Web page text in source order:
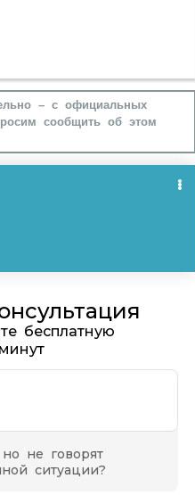
– с официальных
сообщить об этом